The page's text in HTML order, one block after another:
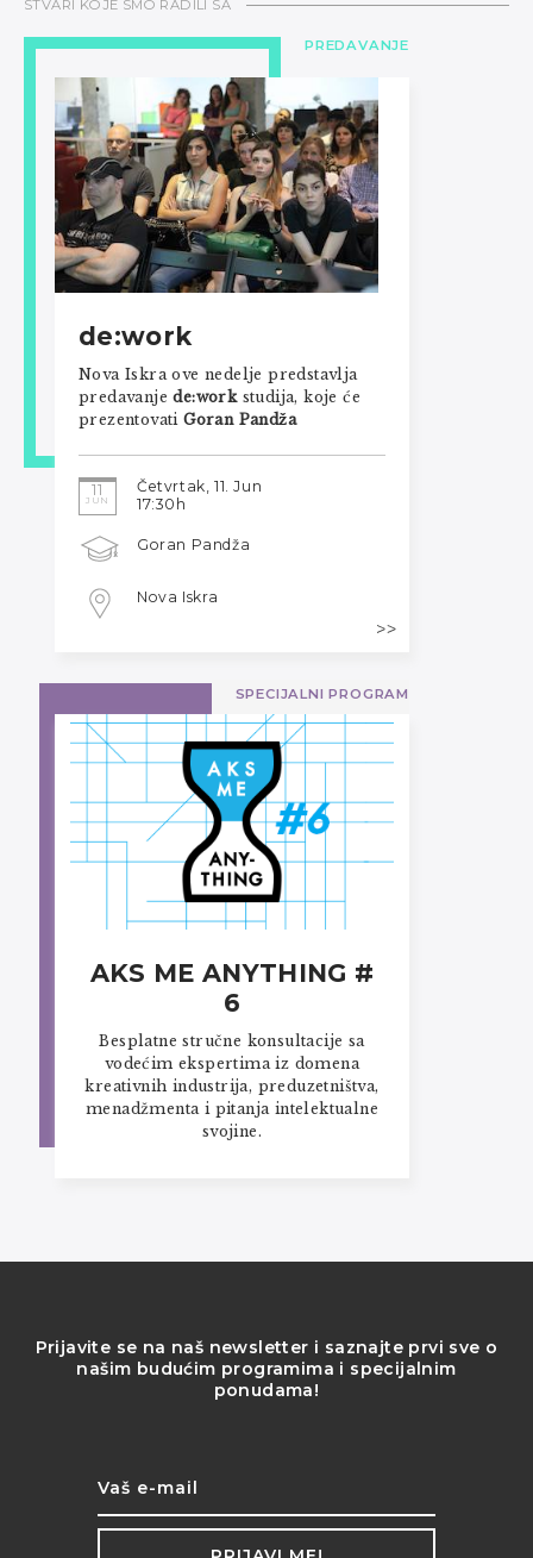
STVARI KOJE SMO RADILI SA
PREDAVANJE
de:work
Nova Iskra ove nedelje predstavlja
predavanjede:workstudija, koje će
prezentovatiGoran Pandža
11
JUN
Četvrtak, 11. Jun
17:30h
Goran Pandža
Nova Iskra
SPECIJALNI PROGRAM
AKS ME ANYTHING #
6
Besplatne stručne konsultacije sa
vodećim ekspertima iz domena
kreativnih industrija, preduzetništva,
menadžmenta i pitanja intelektualne
svojine.
Prijavite se na naš newsletter i saznajte prvi sve o
našim budućim programima i specijalnim
ponudama!